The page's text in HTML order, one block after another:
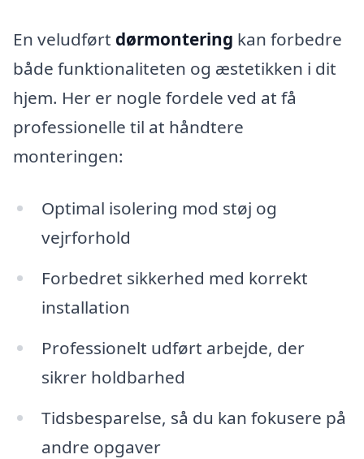
En veludført dørmontering kan forbedre
både funktionaliteten og æstetikken i dit
hjem. Her er nogle fordele ved at få
professionelle til at håndtere
monteringen:
Optimal isolering mod støj og
vejrforhold
Forbedret sikkerhed med korrekt
installation
Professionelt udført arbejde, der
sikrer holdbarhed
Tidsbesparelse, så du kan fokusere på
andre opgaver